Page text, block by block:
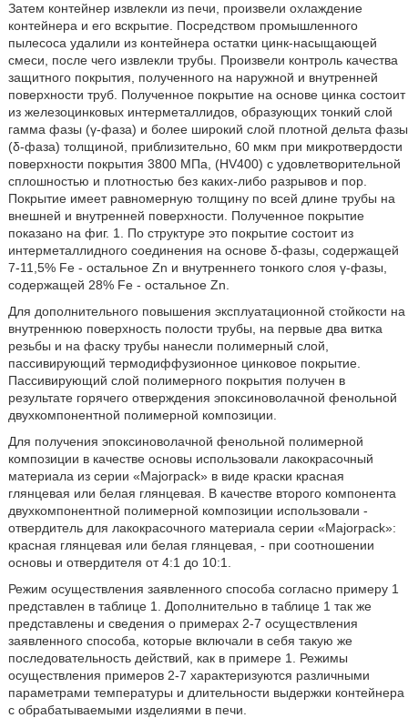
Затем контейнер извлекли из печи, произвели охлаждение
контейнера и его вскрытие. Посредством промышленного
пылесоса удалили из контейнера остатки цинк-насыщающей
смеси, после чего извлекли трубы. Произвели контроль качества
защитного покрытия, полученного на наружной и внутренней
поверхности труб. Полученное покрытие на основе цинка состоит
из железоцинковых интерметаллидов, образующих тонкий слой
гамма фазы (γ-фаза) и более широкий слой плотной дельта фазы
(δ-фаза) толщиной, приблизительно, 60 мкм при микротвердости
поверхности покрытия 3800 МПа, (HV400) с удовлетворительной
сплошностью и плотностью без каких-либо разрывов и пор.
Покрытие имеет равномерную толщину по всей длине трубы на
внешней и внутренней поверхности. Полученное покрытие
показано на фиг. 1. По структуре это покрытие состоит из
интерметаллидного соединения на основе δ-фазы, содержащей
7-11,5% Fe - остальное Zn и внутреннего тонкого слоя γ-фазы,
содержащей 28% Fe - остальное Zn.
Для дополнительного повышения эксплуатационной стойкости на
внутреннюю поверхность полости трубы, на первые два витка
резьбы и на фаску трубы нанесли полимерный слой,
пассивирующий термодиффузионное цинковое покрытие.
Пассивирующий слой полимерного покрытия получен в
результате горячего отверждения эпоксиноволачной фенольной
двухкомпонентной полимерной композиции.
Для получения эпоксиноволачной фенольной полимерной
композиции в качестве основы использовали лакокрасочный
материала из серии «Majorpack» в виде краски красная
глянцевая или белая глянцевая. В качестве второго компонента
двухкомпонентной полимерной композиции использовали -
отвердитель для лакокрасочного материала серии «Majorpack»:
красная глянцевая или белая глянцевая, - при соотношении
основы и отвердителя от 4:1 до 10:1.
Режим осуществления заявленного способа согласно примеру 1
представлен в таблице 1. Дополнительно в таблице 1 так же
представлены и сведения о примерах 2-7 осуществления
заявленного способа, которые включали в себя такую же
последовательность действий, как в примере 1. Режимы
осуществления примеров 2-7 характеризуются различными
параметрами температуры и длительности выдержки контейнера
с обрабатываемыми изделиями в печи.